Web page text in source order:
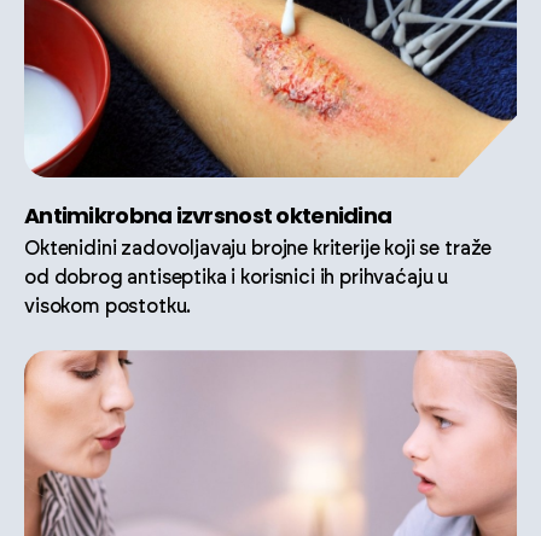
Antimikrobna izvrsnost oktenidina
Oktenidini zadovoljavaju brojne kriterije koji se traže
od dobrog antiseptika i korisnici ih prihvaćaju u
visokom postotku.